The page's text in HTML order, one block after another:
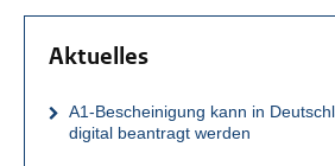
Aktuelles
A1-Bescheinigung kann in
digital beantragt werden